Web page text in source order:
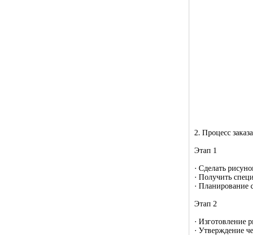
2. Процесс
Этап 1
· Сделать
· Получить
· Планирование
Этап 2
· Изготовление
· Утверждение